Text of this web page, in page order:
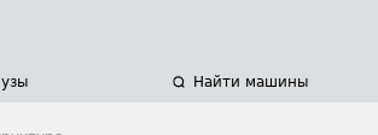
Найти машины